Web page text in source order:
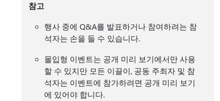
참고
행사 중에 Q&A를 발표하거나 참여하려는 참
석자는 손을 들 수 있습니다.
몰입형 이벤트는 공개 미리 보기에서만 사용
할 수 있지만 모든 이끌이, 공동 주최자 및 참
석자는 이벤트에 참가하려면 공개 미리 보기
에 있어야 합니다.